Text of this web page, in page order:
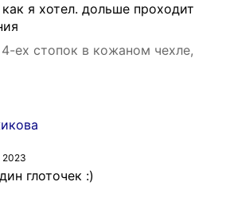
как я хотел. дольше проходит
ех стопок в кожаном чехле,
2023
глоточек :)